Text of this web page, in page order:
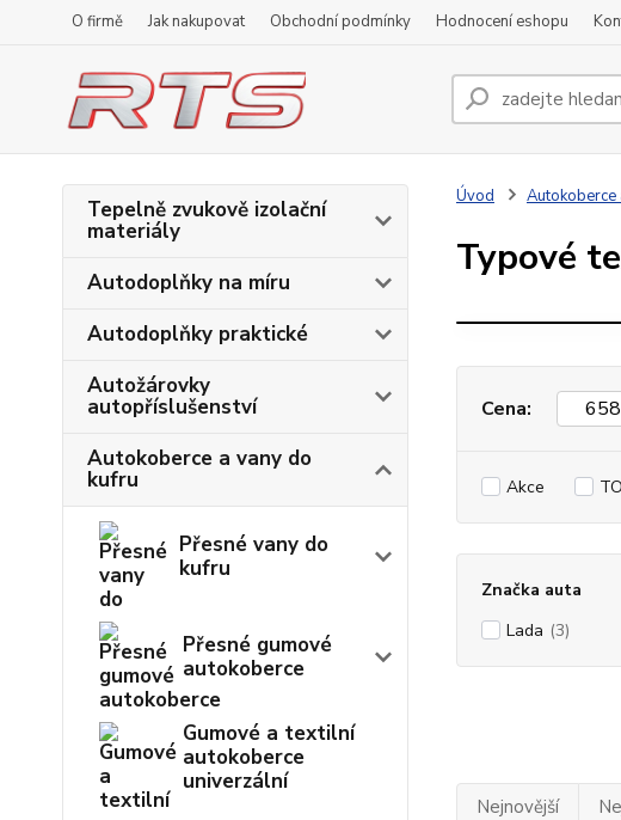
O firmě Jak nakupovat Obchodní podmínky Hodnocení eshopu
Tepelně zvukově izolační
materiály
Autodoplňky na míru
Autodoplňky praktické
Autožárovky
autopříslušenství
Autokoberce a vany do
kufru
Přesné vany do
kufru
Přesné gumové
autokoberce
Gumové a textilní
autokoberce
univerzální
Úvod Autokoberce
Typové
TYPOVÉ
Cena:
Akce
Značka auta
Lada (3)
Nejnovější